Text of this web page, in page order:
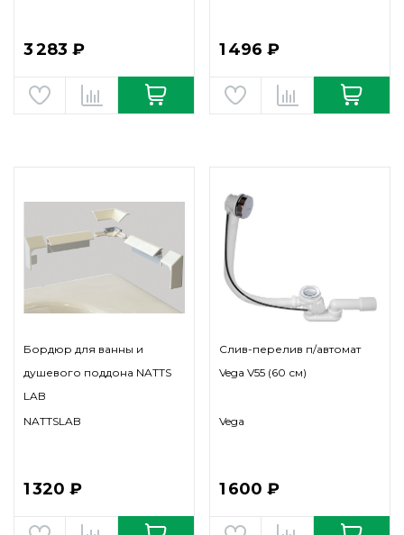
3 283 ₽ 1 496 ₽
Бордюр для ванны и
душевого поддона NATTS
LAB
NATTSLAB
1 320 ₽
Слив-перелив п/автомат
Vega V55 (60 см)
Vega
1 600 ₽